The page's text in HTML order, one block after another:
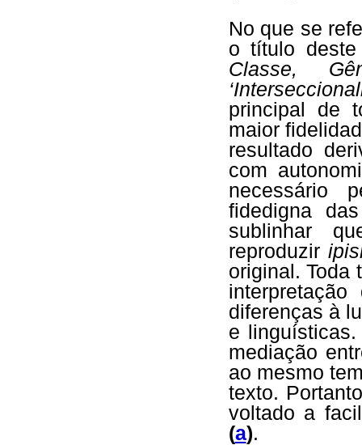
No que se
o título
Classe,
principal de
maior
resultado
com
necessário
fidedigna
sublinhar
reproduzir
original. Toda
diferenças à
e
mediação
ao mesmo
texto.
voltado a
(a).